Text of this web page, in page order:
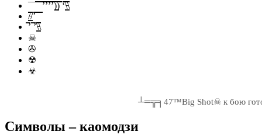
¯¯̿̿¯̿̿’̿̿̿̿̿̿̿’̿̿’̿̿̿̿̿’̿̿̿)͇̿̿)̿̿̿̿ ‘̿̿̿̿̿̿\̵͇̿̿\
/̵͇̿̿/’̿̿ ̿ ̿̿
̿’ ̿’\̵͇̿̿\
☠
✇
☢
☣
┴═╦╕47™Big Shot☠ к бою
Символы – каомодзи